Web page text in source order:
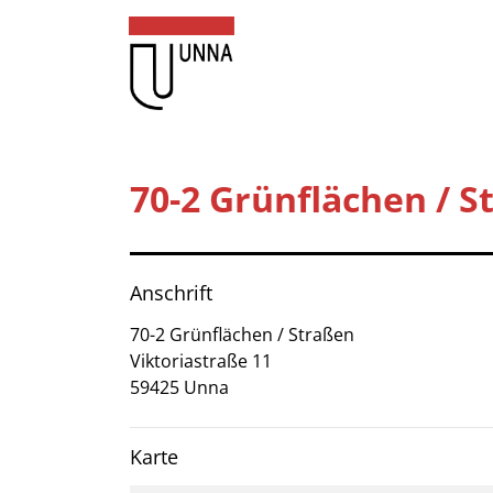
Zum Hauptinhalt springen
Zum Hauptinhalt
Dienstleistungen A-Z
Mitarbeitende A-Z
FAQ
70-2 Grünflächen /
Kurzbezeichnung
Anschrift
70-2 Grünflächen / Straßen
Viktoriastraße 11
59425 Unna
Karte